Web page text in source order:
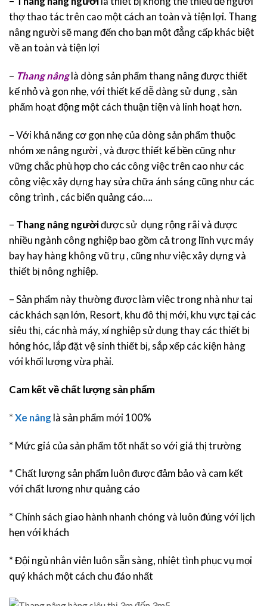
thợ thao tác trên cao một cách an toàn và tiện lợi. Thang
nâng người sẽ mang đến cho bạn một đẳng cấp khác biệt
về an toàn và tiện lợi
– Thang nânglà dòng sản phẩm thang nâng được thiết
kế nhỏ và gọn nhẹ, với thiết kế dễ dàng sử dụng , sản
phẩm hoạt động một cách thuận tiện và linh hoạt hơn.
– Với khả năng cơ gọn nhẹ của dòng sản phẩm thuộc
nhóm xe nâng người , và được thiết kế bền cũng như
vững chắc phù hợp cho các công việc trên cao như các
công việc xây dựng hay sửa chữa ánh sáng cũng như các
công trình , các biển quảng cáo….
– Thang nâng ngườiđược sử dụng rộng rãi và được
nhiều ngành công nghiệp bao gồm cả trong lĩnh vực máy
bay hay hàng không vũ trụ , cũng như việc xây dựng và
thiết bị nông nghiệp.
– Sản phẩm này thường được làm việc trong nhà như tại
các khách sạn lớn, Resort, khu đô thị mới, khu vực tại các
siêu thị, các nhà máy, xí nghiệp sử dụng thay các thiết bị
hỏng hóc, lắp đặt vệ sinh thiết bị, sắp xếp các kiện hàng
với khối lượng vừa phải.
Cam kết về chất lượng sản phẩm
*Xe nâng là sản phẩm mới 100%
* Mức giá của sản phẩm tốt nhất so với giá thị trường
* Chất lượng sản phẩm luôn được đảm bảo và cam kết
với chất lương như quảng cáo
* Chính sách giao hành nhanh chóng và luôn đúng với lịch
hẹn với khách
* Đội ngủ nhân viên luôn sẵn sàng, nhiệt tình phục vụ mọi
quý khách một cách chu đáo nhất